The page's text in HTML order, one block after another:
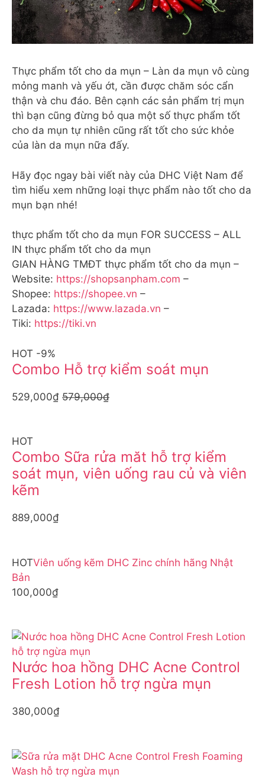
Thực phẩm tốt cho da mụn – Làn da mụn vô cùng
mỏng manh và yếu ớt, cần được chăm sóc cẩn
thận và chu đáo. Bên cạnh các sản phẩm trị mụn
thì bạn cũng đừng bỏ qua một số thực phẩm tốt
cho da mụn tự nhiên cũng rất tốt cho sức khỏe
của làn da mụn nữa đấy.
Hãy đọc ngay bài viết này của DHC Việt Nam để
tìm hiểu xem những loại thực phẩm nào tốt cho da
mụn bạn nhé!
thực phẩm tốt cho da mụn FOR SUCCESS – ALL
IN thực phẩm tốt cho da mụn
GIAN HÀNG TMĐT thực phẩm tốt cho da mụn –
Website: https://shopsanpham.com –
Shopee: https://shopee.vn –
Lazada: https://www.lazada.vn –
Tiki: https://tiki.vn
HOT -9%
Combo Hỗ trợ kiểm soát mụn
529,000₫ 579,000₫
HOT
Combo Sữa rửa măt hỗ trợ kiểm
soát mụn, viên uống rau củ và viên
kẽm
889,000₫
HOTViên uống kẽm DHC Zinc chính hãng Nhật
Bản
100,000₫
Nước hoa hồng DHC Acne Control
Fresh Lotion hỗ trợ ngừa mụn
380,000₫